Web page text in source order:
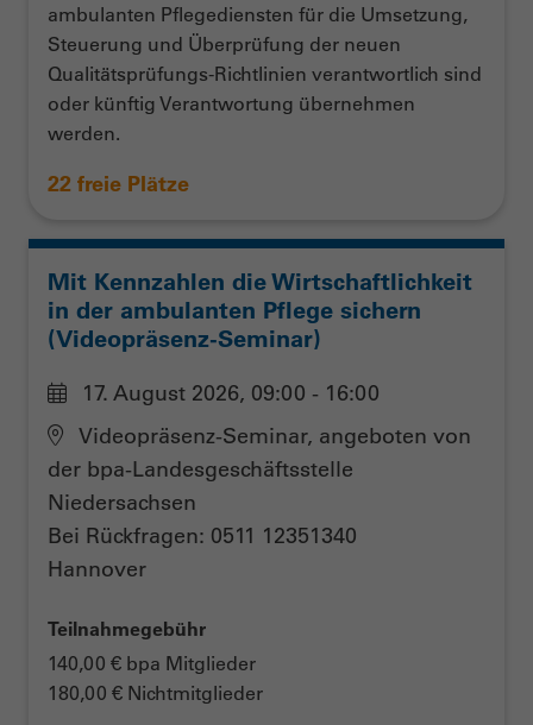
ambulanten Pflegediensten für die Umsetzung,
Steuerung und Überprüfung der neuen
Qualitätsprüfungs-Richtlinien verantwortlich sind
oder künftig Verantwortung übernehmen
werden.
22 freie Plätze
Mit Kennzahlen die Wirtschaftlichkeit
in der ambulanten Pflege sichern
(Videopräsenz-Seminar)
17. August 2026, 09:00 - 16:00
Videopräsenz-Seminar, angeboten von
der bpa-Landesgeschäftsstelle
Niedersachsen
Bei Rückfragen: 0511 12351340
Hannover
Teilnahmegebühr
140,00 € bpa Mitglieder
180,00 € Nichtmitglieder